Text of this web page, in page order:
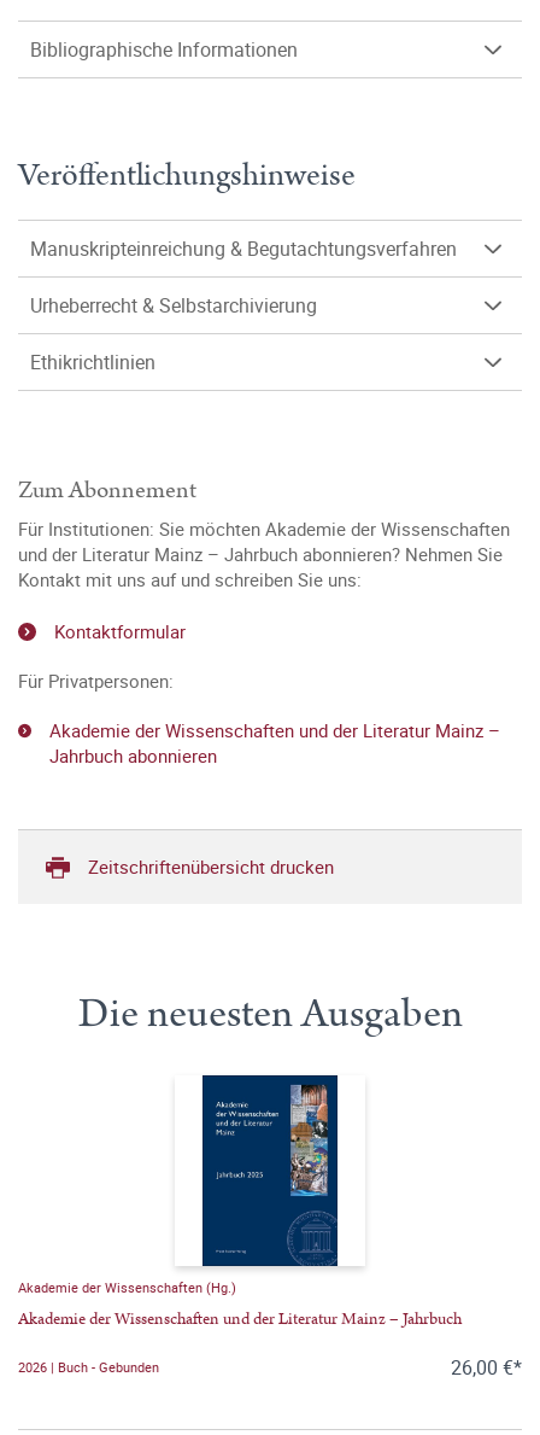
Bibliographische Informationen
Veröffentlichungshinweise
Manuskripteinreichung & Begutachtungsverfahren
Urheberrecht & Selbstarchivierung
Ethikrichtlinien
Zum Abonnement
Für Institutionen: Sie möchten Akademie der Wissenschaften
und der Literatur Mainz – Jahrbuch abonnieren? Nehmen Sie
Kontakt mit uns auf und schreiben Sie uns:
Kontaktformular
Für Privatpersonen:
Akademie der Wissenschaften und der Literatur Mainz –
Jahrbuch abonnieren
Zeitschriftenübersicht drucken
Die neuesten Ausgaben
Akademie der Wissenschaften (Hg.)
Akademie der Wissenschaften und der Literatur Mainz – Jahrbuch
2026 | Buch - Gebunden 26,00 €*